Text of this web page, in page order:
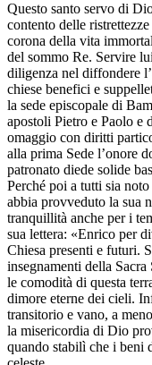
Questo santo servo di
contento delle
corona della vita
del sommo Re. Servire
diligenza nel diffondere
chiese benefici e
la sede episcopale di
apostoli Pietro e Paolo e
omaggio con diritti
alla prima Sede l’onore
patronato diede solide
Perché poi a tutti sia
abbia provveduto la sua
tranquillità anche per i
sua lettera: «Enrico per
Chiesa presenti e futuri.
insegnamenti della
le comodità di questa
dimore eterne dei cieli.
transitorio e vano, a
la misericordia di Dio
quando stabilì che i beni